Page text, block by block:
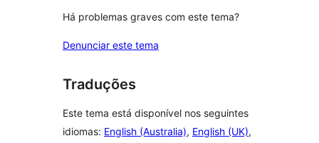
Há problemas graves com este tema?
Denunciar este tema
Traduções
Este tema está disponível nos seguintes
idiomas: English (Australia), English (UK),